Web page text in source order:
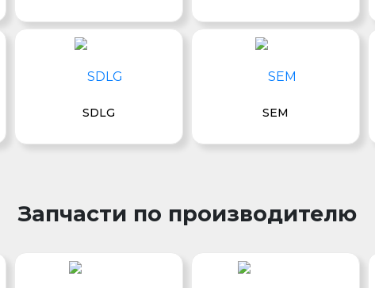
SDLG SEM
Запчасти по производителю